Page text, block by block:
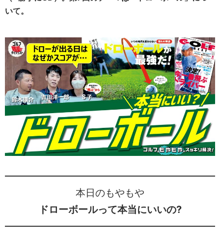
いて。
本日のもやもや
ドローボールって本当にいいの?